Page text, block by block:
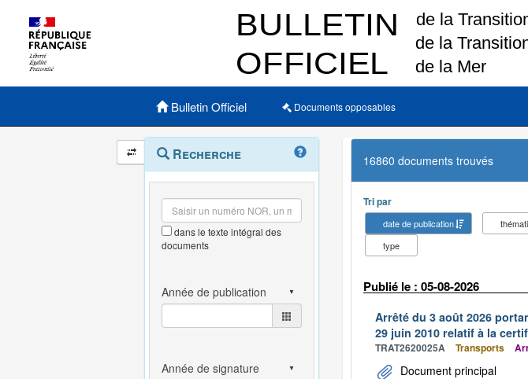
Menu principal
Bulletin Officiel Documents opposables
Navigation
et
outils
annexes
Menu
contextuel
Recherche
dans le texte intégral des
documents
16860 documents trouvés
Tri par
date de publication
type
Publié le : 05-08-2026
Arrêté du 3 août 2026
29 juin 2010 relatif à la
TRAT2620025A Transports
Document principal